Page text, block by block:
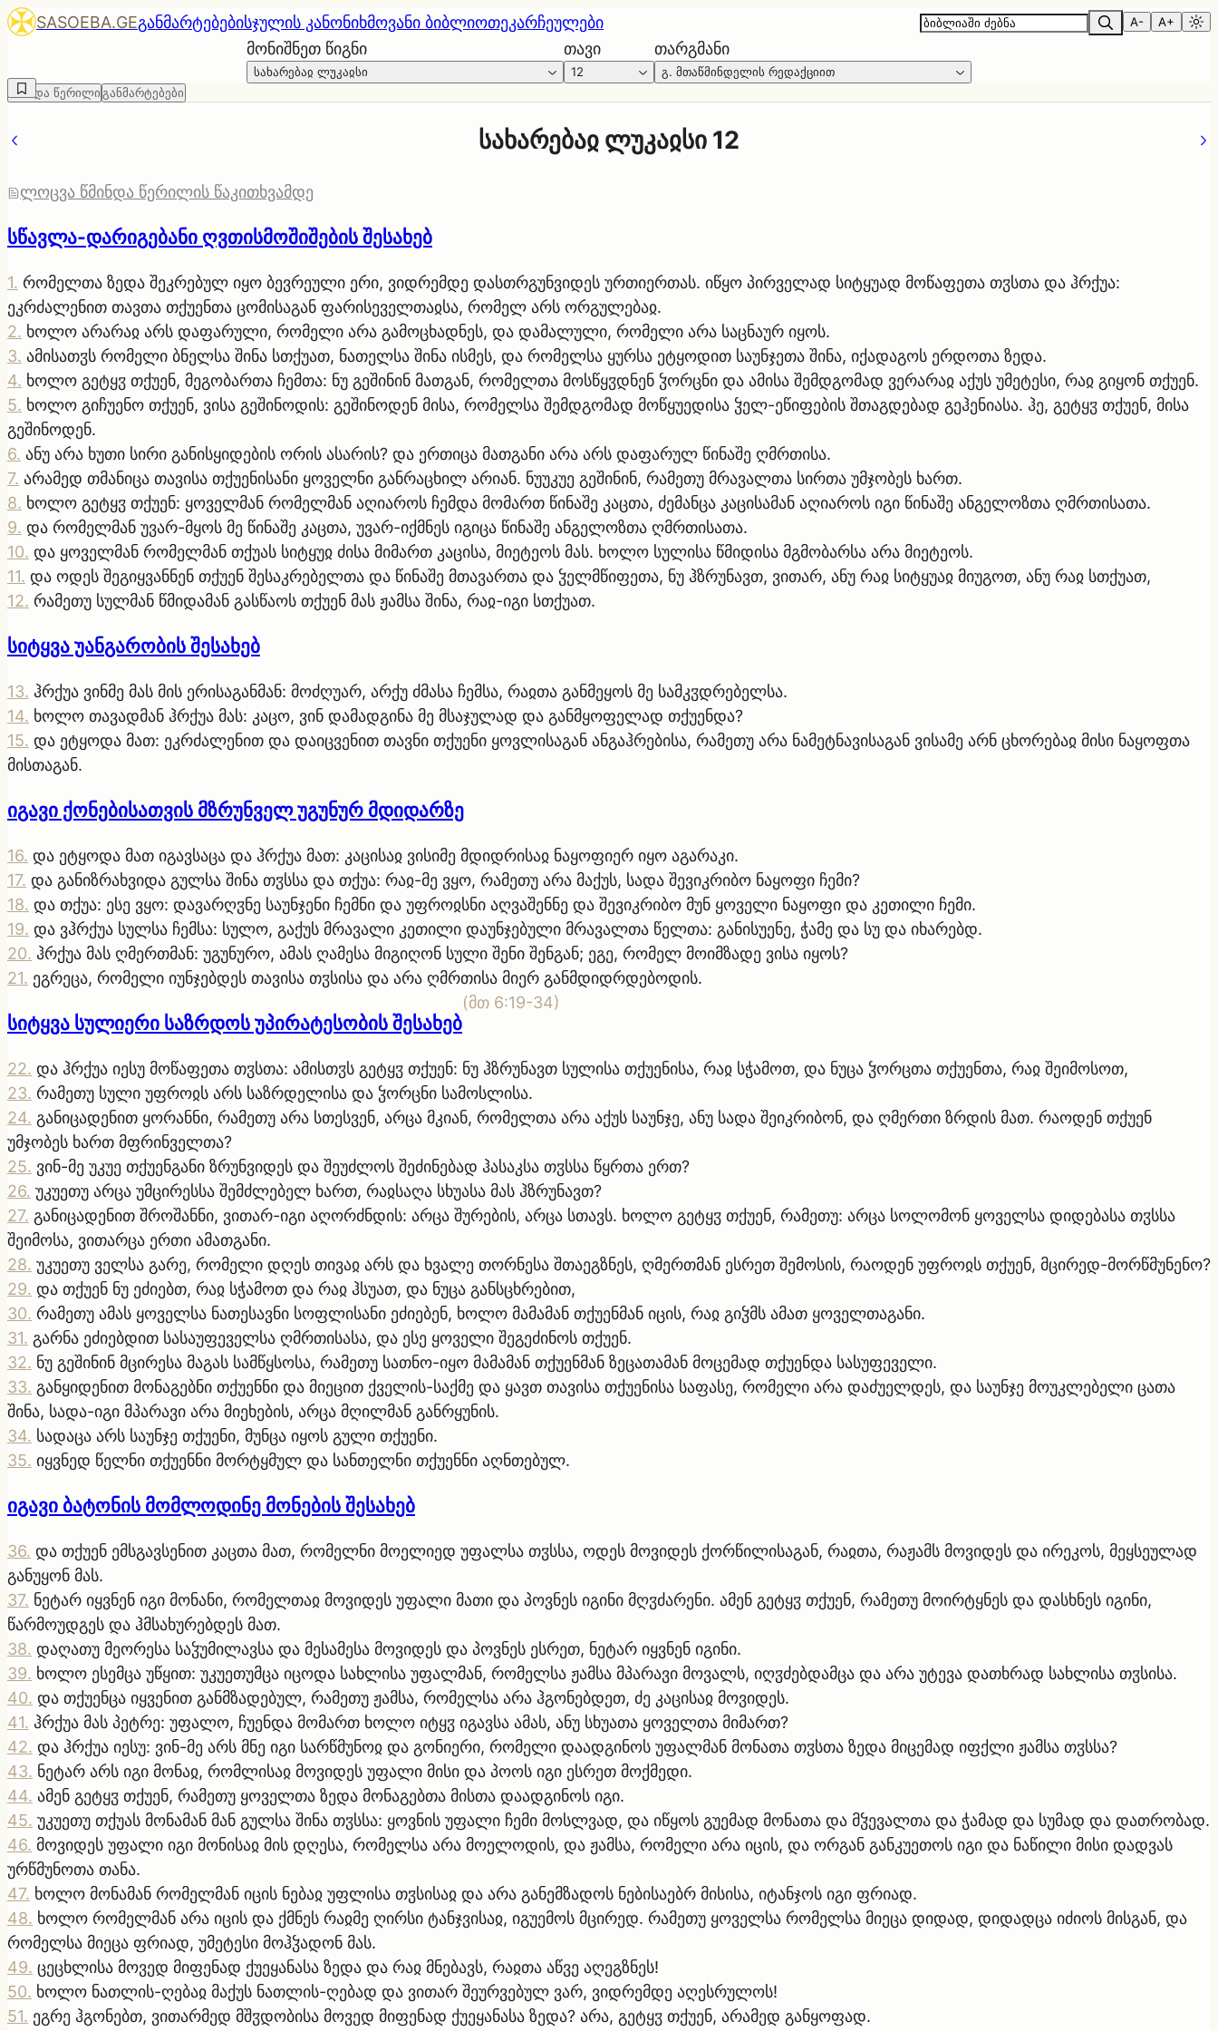
SASOEBA.GEგანმარტებებისჯულის კანონიხმოვანი ბიბლიოთეკარჩეულები A- A+
მონიშნეთ წიგნი
სახარებაჲ ლუკაჲსი
თავი
12
თარგმანი
გ. მთაწმინდელის რედაქციით
წმინდა წერილი განმარტებები
სახარებაჲ ლუკაჲსი 12
ლოცვა წმინდა წერილის წაკითხვამდე
სწავლა-დარიგებანი ღვთისმოშიშების შესახებ
1. რომელთა ზედა შეკრებულ იყო ბევრეული ერი, ვიდრემდე დასთრგუნვიდეს ურთიერთას. იწყო პირველად სიტყუად მოწაფეთა თჳსთა და ჰრქუა:
ეკრძალენით თავთა თქუენთა ცომისაგან ფარისეველთაჲსა, რომელ არს ორგულებაჲ.
2. ხოლო არარაჲ არს დაფარული, რომელი არა გამოცხადნეს, და დამალული, რომელი არა საცნაურ იყოს.
3. ამისათჳს რომელი ბნელსა შინა სთქუათ, ნათელსა შინა ისმეს, და რომელსა ყურსა ეტყოდით საუნჯეთა შინა, იქადაგოს ერდოთა ზედა.
4. ხოლო გეტყჳ თქუენ, მეგობართა ჩემთა: ნუ გეშინინ მათგან, რომელთა მოსწყჳდნენ ჴორცნი და ამისა შემდგომად ვერარაჲ აქუს უმეტესი, რაჲ გიყონ თქუენ.
5. ხოლო გიჩუენო თქუენ, ვისა გეშინოდის: გეშინოდენ მისა, რომელსა შემდგომად მოწყუედისა ჴელ-ეწიფების შთაგდებად გეჰენიასა. ჰე, გეტყჳ თქუენ, მისა
გეშინოდენ.
6. ანუ არა ხუთი სირი განისყიდების ორის ასარის? და ერთიცა მათგანი არა არს დაფარულ წინაშე ღმრთისა.
7. არამედ თმანიცა თავისა თქუენისანი ყოველნი განრაცხილ არიან. ნუუკუე გეშინინ, რამეთუ მრავალთა სირთა უმჯობეს ხართ.
8. ხოლო გეტყჳ თქუენ: ყოველმან რომელმან აღიაროს ჩემდა მომართ წინაშე კაცთა, ძემანცა კაცისამან აღიაროს იგი წინაშე ანგელოზთა ღმრთისათა.
9. და რომელმან უვარ-მყოს მე წინაშე კაცთა, უვარ-იქმნეს იგიცა წინაშე ანგელოზთა ღმრთისათა.
10. და ყოველმან რომელმან თქუას სიტყუჲ ძისა მიმართ კაცისა, მიეტეოს მას. ხოლო სულისა წმიდისა მგმობარსა არა მიეტეოს.
11. და ოდეს შეგიყვანნენ თქუენ შესაკრებელთა და წინაშე მთავართა და ჴელმწიფეთა, ნუ ჰზრუნავთ, ვითარ, ანუ რაჲ სიტყუაჲ მიუგოთ, ანუ რაჲ სთქუათ,
12. რამეთუ სულმან წმიდამან გასწაოს თქუენ მას ჟამსა შინა, რაჲ-იგი სთქუათ.
სიტყვა უანგარობის შესახებ
13. ჰრქუა ვინმე მას მის ერისაგანმან: მოძღუარ, არქუ ძმასა ჩემსა, რაჲთა განმეყოს მე სამკჳდრებელსა.
14. ხოლო თავადმან ჰრქუა მას: კაცო, ვინ დამადგინა მე მსაჯულად და განმყოფელად თქუენდა?
15. და ეტყოდა მათ: ეკრძალენით და დაიცვენით თავნი თქუენი ყოვლისაგან ანგაჰრებისა, რამეთუ არა ნამეტნავისაგან ვისამე არნ ცხორებაჲ მისი ნაყოფთა
მისთაგან.
იგავი ქონებისათვის მზრუნველ უგუნურ მდიდარზე
16. და ეტყოდა მათ იგავსაცა და ჰრქუა მათ: კაცისაჲ ვისიმე მდიდრისაჲ ნაყოფიერ იყო აგარაკი.
17. და განიზრახვიდა გულსა შინა თჳსსა და თქუა: რაჲ-მე ვყო, რამეთუ არა მაქუს, სადა შევიკრიბო ნაყოფი ჩემი?
18. და თქუა: ესე ვყო: დავარღჳნე საუნჯენი ჩემნი და უფროჲსნი აღვაშენნე და შევიკრიბო მუნ ყოველი ნაყოფი და კეთილი ჩემი.
19. და ვჰრქუა სულსა ჩემსა: სულო, გაქუს მრავალი კეთილი დაუნჯებული მრავალთა წელთა: განისუენე, ჭამე და სუ და იხარებდ.
20. ჰრქუა მას ღმერთმან: უგუნურო, ამას ღამესა მიგიღონ სული შენი შენგან; ეგე, რომელ მოიმზადე ვისა იყოს?
21. ეგრეცა, რომელი იუნჯებდეს თავისა თჳსისა და არა ღმრთისა მიერ განმდიდრდებოდის.
სიტყვა სულიერი საზრდოს უპირატესობის შესახებ
(მთ 6:19-34)
22. და ჰრქუა იესუ მოწაფეთა თჳსთა: ამისთჳს გეტყჳ თქუენ: ნუ ჰზრუნავთ სულისა თქუენისა, რაჲ სჭამოთ, და ნუცა ჴორცთა თქუენთა, რაჲ შეიმოსოთ,
23. რამეთუ სული უფროჲს არს საზრდელისა და ჴორცნი სამოსლისა.
24. განიცადენით ყორანნი, რამეთუ არა სთესვენ, არცა მკიან, რომელთა არა აქუს საუნჯე, ანუ სადა შეიკრიბონ, და ღმერთი ზრდის მათ. რაოდენ თქუენ
უმჯობეს ხართ მფრინველთა?
25. ვინ-მე უკუე თქუენგანი ზრუნვიდეს და შეუძლოს შეძინებად ჰასაკსა თჳსსა წყრთა ერთ?
26. უკუეთუ არცა უმცირესსა შემძლებელ ხართ, რაჲსაღა სხუასა მას ჰზრუნავთ?
27. განიცადენით შროშანნი, ვითარ-იგი აღორძნდის: არცა შურების, არცა სთავს. ხოლო გეტყჳ თქუენ, რამეთუ: არცა სოლომონ ყოველსა დიდებასა თჳსსა
შეიმოსა, ვითარცა ერთი ამათგანი.
28. უკუეთუ ველსა გარე, რომელი დღეს თივაჲ არს და ხვალე თორნესა შთაეგზნეს, ღმერთმან ესრეთ შემოსის, რაოდენ უფროჲს თქუენ, მცირედ-მორწმუნენო?
29. და თქუენ ნუ ეძიებთ, რაჲ სჭამოთ და რაჲ ჰსუათ, და ნუცა განსცხრებით,
30. რამეთუ ამას ყოველსა ნათესავნი სოფლისანი ეძიებენ, ხოლო მამამან თქუენმან იცის, რაჲ გიჴმს ამათ ყოველთაგანი.
31. გარნა ეძიებდით სასაუფეველსა ღმრთისასა, და ესე ყოველი შეგეძინოს თქუენ.
32. ნუ გეშინინ მცირესა მაგას სამწყსოსა, რამეთუ სათნო-იყო მამამან თქუენმან ზეცათამან მოცემად თქუენდა სასუფეველი.
33. განყიდენით მონაგებნი თქუენნი და მიეცით ქველის-საქმე და ყავთ თავისა თქუენისა საფასე, რომელი არა დაძუელდეს, და საუნჯე მოუკლებელი ცათა
შინა, სადა-იგი მპარავი არა მიეხების, არცა მღილმან განრყუნის.
34. სადაცა არს საუნჯე თქუენი, მუნცა იყოს გული თქუენი.
35. იყვნედ წელნი თქუენნი მორტყმულ და სანთელნი თქუენნი აღნთებულ.
იგავი ბატონის მომლოდინე მონების შესახებ
36. და თქუენ ემსგავსენით კაცთა მათ, რომელნი მოელიედ უფალსა თჳსსა, ოდეს მოვიდეს ქორწილისაგან, რაჲთა, რაჟამს მოვიდეს და ირეკოს, მეყსეულად
განუყონ მას.
37. ნეტარ იყვნენ იგი მონანი, რომელთაჲ მოვიდეს უფალი მათი და პოვნეს იგინი მღჳძარენი. ამენ გეტყჳ თქუენ, რამეთუ მოირტყნეს და დასხნეს იგინი,
წარმოუდგეს და ჰმსახურებდეს მათ.
38. დაღათუ მეორესა საჴუმილავსა და მესამესა მოვიდეს და პოვნეს ესრეთ, ნეტარ იყვნენ იგინი.
39. ხოლო ესემცა უწყით: უკუეთუმცა იცოდა სახლისა უფალმან, რომელსა ჟამსა მპარავი მოვალს, იღჳძებდამცა და არა უტევა დათხრად სახლისა თჳსისა.
40. და თქუენცა იყვენით განმზადებულ, რამეთუ ჟამსა, რომელსა არა ჰგონებდეთ, ძე კაცისაჲ მოვიდეს.
41. ჰრქუა მას პეტრე: უფალო, ჩუენდა მომართ ხოლო იტყჳ იგავსა ამას, ანუ სხუათა ყოველთა მიმართ?
42. და ჰრქუა იესუ: ვინ-მე არს მნე იგი სარწმუნოჲ და გონიერი, რომელი დაადგინოს უფალმან მონათა თჳსთა ზედა მიცემად იფქლი ჟამსა თჳსსა?
43. ნეტარ არს იგი მონაჲ, რომლისაჲ მოვიდეს უფალი მისი და პოოს იგი ესრეთ მოქმედი.
44. ამენ გეტყჳ თქუენ, რამეთუ ყოველთა ზედა მონაგებთა მისთა დაადგინოს იგი.
45. უკუეთუ თქუას მონამან მან გულსა შინა თჳსსა: ყოვნის უფალი ჩემი მოსლვად, და იწყოს გუემად მონათა და მჴევალთა და ჭამად და სუმად და დათრობად.
46. მოვიდეს უფალი იგი მონისაჲ მის დღესა, რომელსა არა მოელოდის, და ჟამსა, რომელი არა იცის, და ორგან განკუეთოს იგი და ნაწილი მისი დადვას
ურწმუნოთა თანა.
47. ხოლო მონამან რომელმან იცის ნებაჲ უფლისა თჳსისაჲ და არა განემზადოს ნებისაებრ მისისა, იტანჯოს იგი ფრიად.
48. ხოლო რომელმან არა იცის და ქმნეს რაჲმე ღირსი ტანჯვისაჲ, იგუემოს მცირედ. რამეთუ ყოველსა რომელსა მიეცა დიდად, დიდადცა იძიოს მისგან, და
რომელსა მიეცა ფრიად, უმეტესი მოჰჴადონ მას.
49. ცეცხლისა მოვედ მიფენად ქუეყანასა ზედა და რაჲ მნებავს, რაჲთა აწვე აღეგზნეს!
50. ხოლო ნათლის-ღებაჲ მაქუს ნათლის-ღებად და ვითარ შეურვებულ ვარ, ვიდრემდე აღესრულოს!
51. ეგრე ჰგონებთ, ვითარმედ მშჳდობისა მოვედ მიფენად ქუეყანასა ზედა? არა, გეტყჳ თქუენ, არამედ განყოფად.